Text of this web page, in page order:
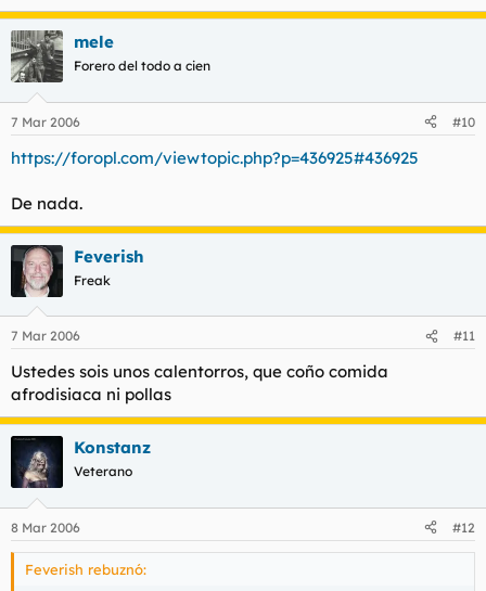
mele
Forero del todo a cien
7 Mar 2006 #10
https://foropl.com/viewtopic.php?p=436925#436925
De nada.
Feverish
Freak
7 Mar 2006 #11
Ustedes sois unos calentorros, que coño comida
afrodisiaca ni pollas
Konstanz
Veterano
8 Mar 2006 #12
Feverish rebuznó: